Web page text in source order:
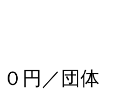
円／団体